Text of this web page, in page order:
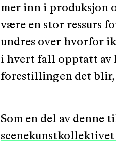
mer inn i produksjon
være en stor ressurs
undres over hvorfor
i hvert fall opptatt av
forestillingen det blir,
Som en del av
scenekunstkollektivet